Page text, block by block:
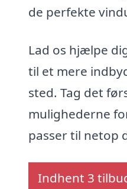
de perfekte
Lad os hjælpe
til et mere
sted. Tag det
mulighederne
passer til netop
Indhent 3